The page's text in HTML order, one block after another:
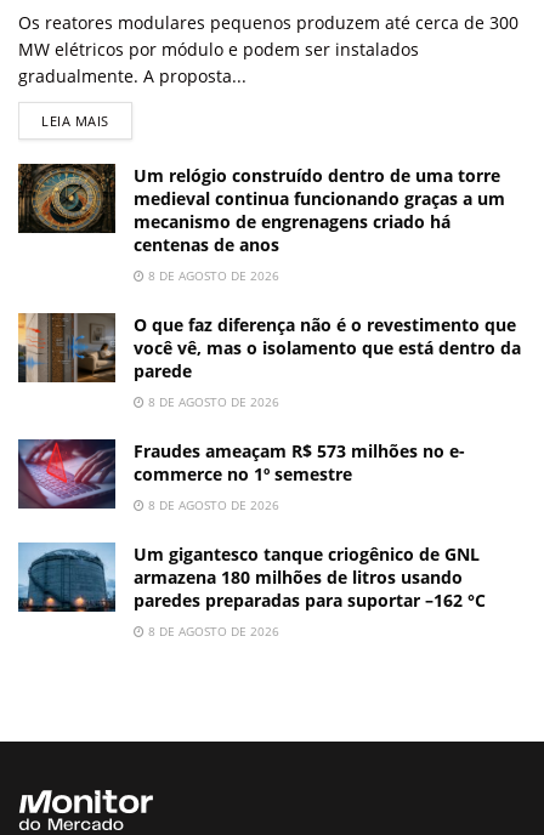
Os reatores modulares pequenos produzem até cerca de 300
MW elétricos por módulo e podem ser instalados
gradualmente. A proposta...
LEIA MAIS
Um relógio construído dentro de uma torre
medieval continua funcionando graças a um
mecanismo de engrenagens criado há
centenas de anos
8 DE AGOSTO DE 2026
O que faz diferença não é o revestimento que
você vê, mas o isolamento que está dentro da
parede
8 DE AGOSTO DE 2026
Fraudes ameaçam R$ 573 milhões no e-
commerce no 1º semestre
8 DE AGOSTO DE 2026
Um gigantesco tanque criogênico de GNL
armazena 180 milhões de litros usando
paredes preparadas para suportar –162 °C
8 DE AGOSTO DE 2026